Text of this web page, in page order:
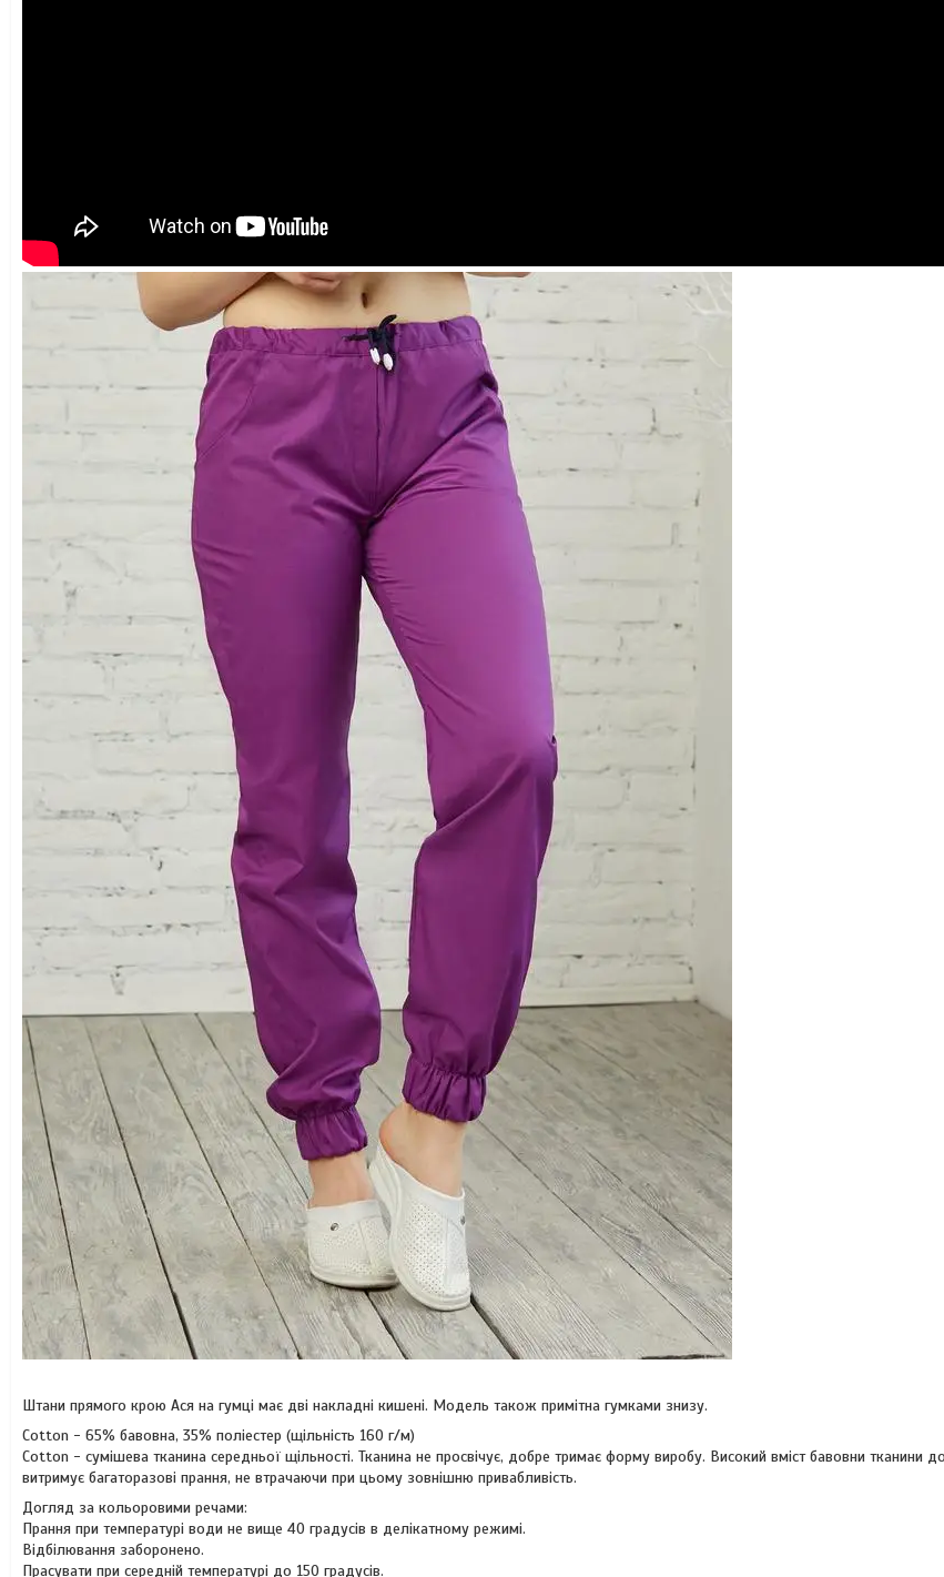
Штани прямого крою Ася на гумці має дві накладні кишені. Модель також примітна гумками знизу.
Cotton - 65% бавовна, 35% поліестер (щільність 160 г/м)
Cotton - сумішева тканина середньої щільності. Тканина не просвічує, добре тримає форму виробу. Високий вміст бавовни тканини
витримує багаторазові прання, не втрачаючи при цьому зовнішню привабливість.
Догляд за кольоровими речами:
Прання при температурі води не вище 40 градусів в делікатному режимі.
Відбілювання заборонено.
Прасувати при середній температурі до 150 градусів.